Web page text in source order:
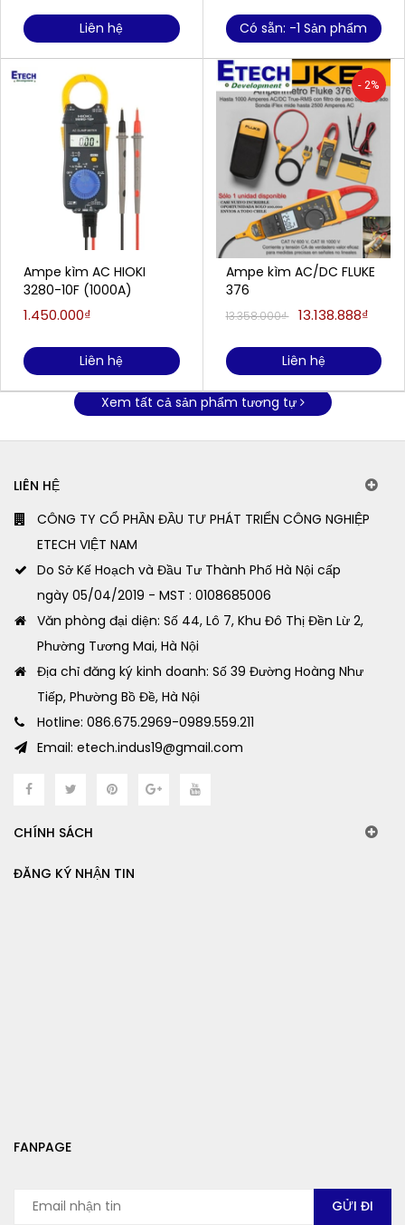
Liên hệ
Ampe kìm AC HIOKI
3280-10F (1000A)
1.450.000₫
Liên hệ
Có sẵn: -1 Sản phẩm
- 2%
Ampe kìm AC/DC FLUKE
376
13.358.000₫ 13.138.888₫
Liên hệ
Xem tất cả sản phẩm tương tự
LIÊN HỆ
CÔNG TY CỔ PHẦN ĐẦU TƯ PHÁT TRIỂN CÔNG NGHIỆP
ETECH VIỆT NAM
Do Sở Kế Hoạch và Đầu Tư Thành Phố Hà Nội cấp
ngày 05/04/2019 - MST : 0108685006
Văn phòng đại diện: Số 44, Lô 7, Khu Đô Thị Đền Lừ 2,
Phường Tương Mai, Hà Nội
Địa chỉ đăng ký kinh doanh: Số 39 Đường Hoàng Như
Tiếp, Phường Bồ Đề, Hà Nội
Hotline: 086.675.2969-0989.559.211
Email: etech.indus19@gmail.com
CHÍNH SÁCH
ĐĂNG KÝ NHẬN TIN
FANPAGE